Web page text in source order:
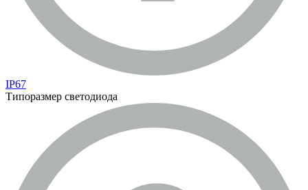
IP67
Типоразмер светодиода